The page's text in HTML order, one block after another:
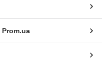
Prom.ua